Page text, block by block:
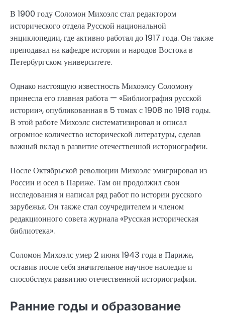
В 1900 году Соломон Михоэлс стал редактором
исторического отдела Русской национальной
энциклопедии, где активно работал до 1917 года. Он также
преподавал на кафедре истории и народов Востока в
Петербургском университете.
Однако настоящую известность Михоэлсу Соломону
принесла его главная работа — «Библиография русской
истории», опубликованная в 5 томах с 1908 по 1918 годы.
В этой работе Михоэлс систематизировал и описал
огромное количество исторической литературы, сделав
важный вклад в развитие отечественной историографии.
После Октябрьской революции Михоэлс эмигрировал из
России и осел в Париже. Там он продолжил свои
исследования и написал ряд работ по истории русского
зарубежья. Он также стал соучредителем и членом
редакционного совета журнала «Русская историческая
библиотека».
Соломон Михоэлс умер 2 июня 1943 года в Париже,
оставив после себя значительное научное наследие и
способствуя развитию отечественной историографии.
Ранние годы и образование